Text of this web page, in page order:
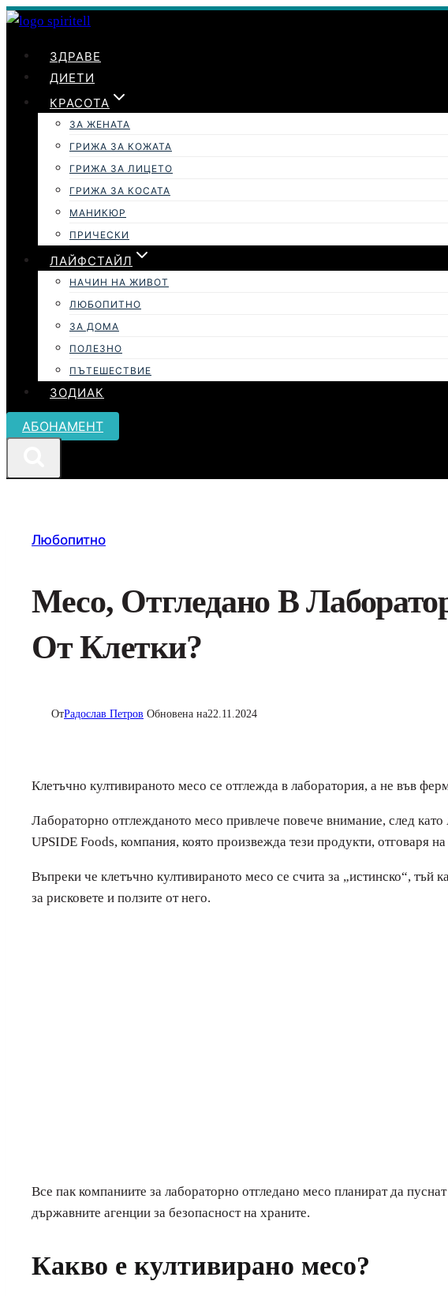
Към
ЗДРАВЕ
ДИЕТИ
КРАСОТА
ЗА ЖЕНАТА
ГРИЖА ЗА КОЖАТА
ГРИЖА ЗА ЛИЦЕТО
ГРИЖА ЗА КОСАТА
МАНИКЮР
ПРИЧЕСКИ
ЛАЙФСТАЙЛ
НАЧИН НА ЖИВОТ
ЛЮБОПИТНО
ЗА ДОМА
ПОЛЕЗНО
ПЪТЕШЕСТВИЕ
ЗОДИАК
АБОНАМЕНТ
Любопитно
Месо, Отгледано В
От Клетки?
ОтРадослав Петров Обновена на22.11.2024
Клетъчно култивираното месо се отглежда в лаборатория, а не във
Лабораторно отглежданото месо привлече повече внимание, след
UPSIDE Foods, компания, която произвежда тези продукти, отговаря на
Въпреки че клетъчно култивираното месо се счита за „истинско“,
за рисковете и ползите от него.
Все пак компаниите за лабораторно отгледано месо планират да
държавните агенции за безопасност на храните.
Какво е култивирано месо?